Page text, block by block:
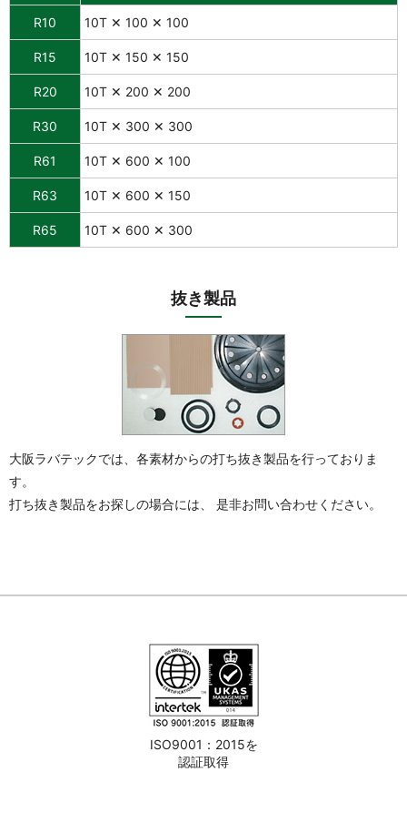
R10 10T ✕ 100 ✕ 100
R15 10T ✕ 150 ✕ 150
R20 10T ✕ 200 ✕ 200
R30 10T ✕ 300 ✕ 300
R61 10T ✕ 600 ✕ 100
R63 10T ✕ 600 ✕ 150
R65 10T ✕ 600 ✕ 300
抜き製品
大阪ラバテックでは、各素材からの打ち抜き製品を行っておりま
す。
打ち抜き製品をお探しの場合には、 是非お問い合わせください。
ISO9001：2015を
認証取得